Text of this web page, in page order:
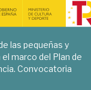
las pequeñas y
marco del Plan de
Convocatoria